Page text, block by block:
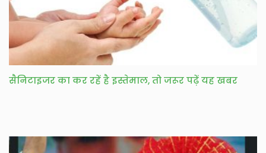
सैनिटाइजर का कर रहें है इस्तेमाल, तो जरूर पढ़ें यह खबर